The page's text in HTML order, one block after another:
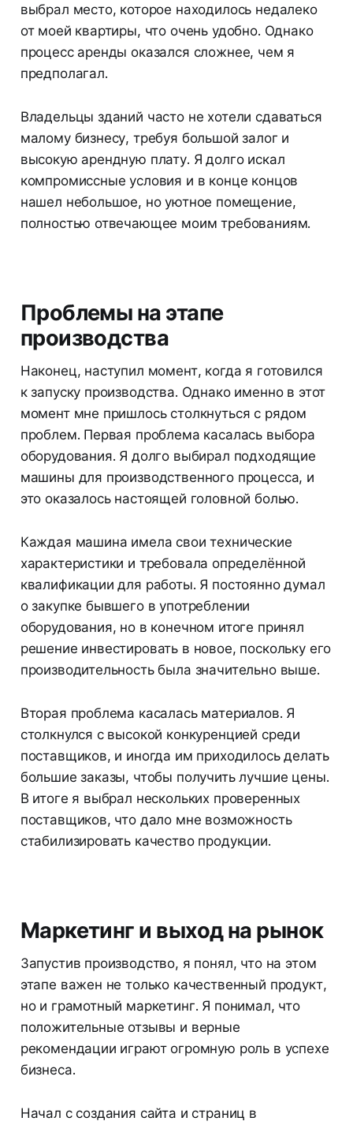
выбрал место, которое находилось недалеко
от моей квартиры, что очень удобно. Однако
процесс аренды оказался сложнее, чем я
предполагал.
Владельцы зданий часто не хотели сдаваться
малому бизнесу, требуя большой залог и
высокую арендную плату. Я долго искал
компромиссные условия и в конце концов
нашел небольшое, но уютное помещение,
полностью отвечающее моим требованиям.
Проблемы на этапе
производства
Наконец, наступил момент, когда я готовился
к запуску производства. Однако именно в этот
момент мне пришлось столкнуться с рядом
проблем. Первая проблема касалась выбора
оборудования. Я долго выбирал подходящие
машины для производственного процесса, и
это оказалось настоящей головной болью.
Каждая машина имела свои технические
характеристики и требовала определённой
квалификации для работы. Я постоянно думал
о закупке бывшего в употреблении
оборудования, но в конечном итоге принял
решение инвестировать в новое, поскольку его
производительность была значительно выше.
Вторая проблема касалась материалов. Я
столкнулся с высокой конкуренцией среди
поставщиков, и иногда им приходилось делать
большие заказы, чтобы получить лучшие цены.
В итоге я выбрал нескольких проверенных
поставщиков, что дало мне возможность
стабилизировать качество продукции.
Маркетинг и выход на рынок
Запустив производство, я понял, что на этом
этапе важен не только качественный продукт,
но и грамотный маркетинг. Я понимал, что
положительные отзывы и верные
рекомендации играют огромную роль в успехе
бизнеса.
Начал с создания сайта и страниц в